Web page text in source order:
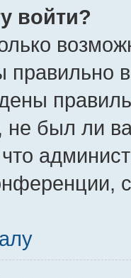
войти?
правильно
не был ли